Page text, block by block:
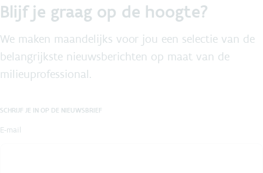
Blijf je graag op de hoogte?
We maken maandelijks voor jou een selectie van de
belangrijkste nieuwsberichten op maat van de
milieuprofessional.
SCHRIJF JE IN OP DE NIEUWSBRIEF
E-mail